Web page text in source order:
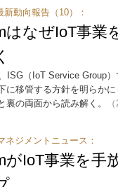
新動向報告（10）：
はなぜIoT事業
ISG（IoT Service Group
に移管する方針を明らか
裏の両面から読み解く。
ネジメントニュース：
がIoT事業を手